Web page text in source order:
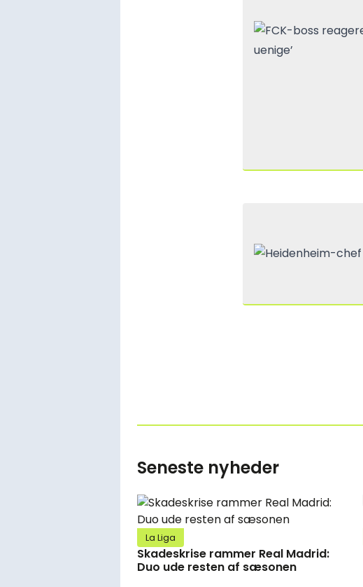
Seneste nyheder
La Liga
Skadeskrise rammer Real Madrid:
Duo ude resten af sæsonen